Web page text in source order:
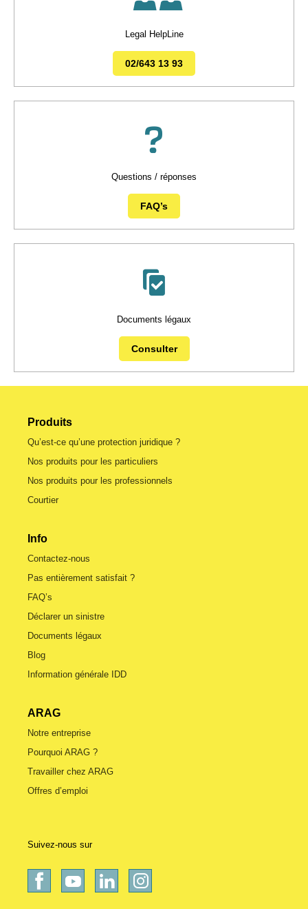
Legal HelpLine
02/643 13 93
Questions / réponses
FAQ’s
Documents légaux
Consulter
Produits
Qu’est-ce qu’une protection juridique ?
Nos produits pour les particuliers
Nos produits pour les professionnels
Courtier
Info
Contactez-nous
Pas entièrement satisfait ?
FAQ’s
Déclarer un sinistre
Documents légaux
Blog
Information générale IDD
ARAG
Notre entreprise
Pourquoi ARAG ?
Travailler chez ARAG
Offres d’emploi
Suivez-nous sur